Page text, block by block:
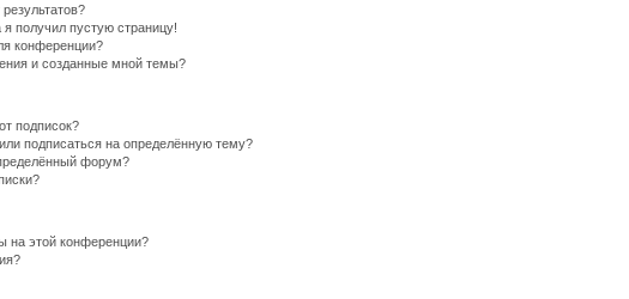
я получил пустую страницу!
конференции?
и созданные мной темы?
подписок?
подписаться на определённую тему?
форум?
на этой конференции?